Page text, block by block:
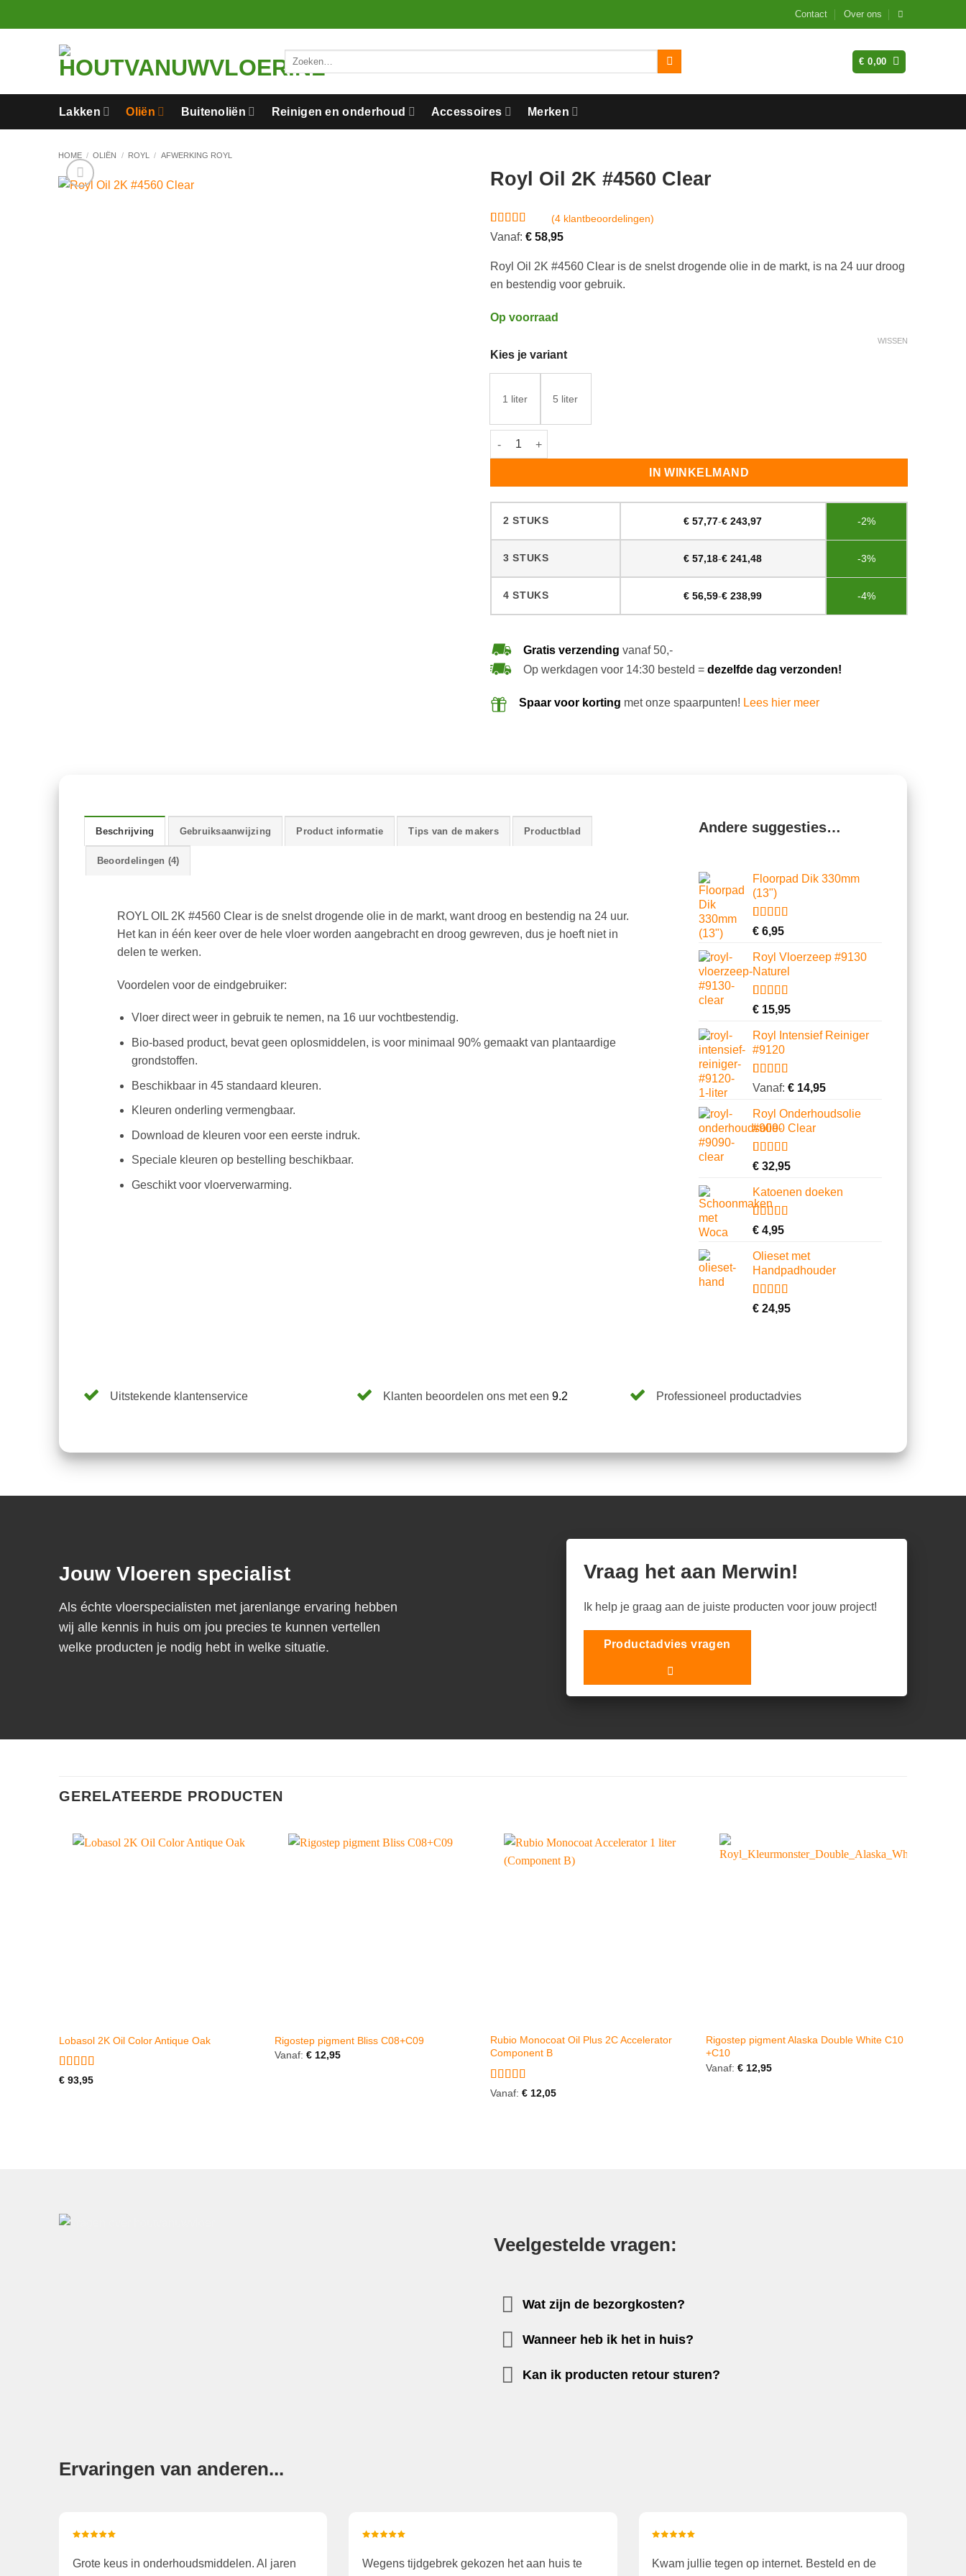
naar
Contact Over ons
Zoeken
naar:
€ 0,00
Lakken Oliën Buitenoliën Reinigen en onderhoud Accessoires Merken
HOME / OLIËN / ROYL / AFWERKING ROYL
Royl Oil 2K #4560 Clear
Gewaardeerd
op
4
klantbeoordelingen
(4klantbeoordelingen)
Vanaf: €58,95
Royl Oil 2K #4560 Clear is de snelst drogende olie in de markt, is na 24 uur droog
en bestendig voor gebruik.
Op voorraad
Kies je variant
1 liter 5 liter
WISSEN
Royl Oil 2K #4560 Clear aantal
IN WINKELMAND
2 STUKS € 57,77-€ 243,97 -2%
3 STUKS € 57,18-€ 241,48 -3%
4 STUKS € 56,59-€ 238,99 -4%
Gratis verzending vanaf 50,-
Op werkdagen voor 14:30 besteld = dezelfde dag verzonden!
Spaar voor korting met onze spaarpunten! Lees hier meer
Beschrijving Gebruiksaanwijzing Product informatie Tips van de makers Productblad
Beoordelingen (4)
ROYL OIL 2K #4560 Clear is de snelst drogende olie in de markt, want droog en bestendig na 24 uur.
Het kan in één keer over de hele vloer worden aangebracht en droog gewreven, dus je hoeft niet in
delen te werken.
Voordelen voor de eindgebruiker:
Vloer direct weer in gebruik te nemen, na 16 uur vochtbestendig.
Bio-based product, bevat geen oplosmiddelen, is voor minimaal 90% gemaakt van plantaardige
grondstoffen.
Beschikbaar in 45 standaard kleuren.
Kleuren onderling vermengbaar.
Download de kleuren voor een eerste indruk.
Speciale kleuren op bestelling beschikbaar.
Geschikt voor vloerverwarming.
Andere suggesties…
Floorpad Dik 330mm
(13")
Gewaardeerd
4.00
gebaseerd
op
1
klantbeoordeling
€6,95
Royl Vloerzeep #9130
Naturel
Gewaardeerd
op 5
gebaseerd
op
33
klantbeoordelingen
€15,95
Royl Intensief Reiniger
#9120
Gewaardeerd
gebaseerd
op
4
klantbeoordelingen
Vanaf: €14,95
Royl Onderhoudsolie
#9090 Clear
Gewaardeerd
op 5
gebaseerd
op
5
klantbeoordelingen
€32,95
Katoenen doeken
Gewaardeerd
4.62
gebaseerd
op
13
klantbeoordelingen
€4,95
Olieset met
Handpadhouder
Gewaardeerd
op 5
11
€24,95
Uitstekende klantenservice Klanten beoordelen ons met een9.2 Professioneel productadvies
Jouw Vloeren specialist
Als échte vloerspecialisten met jarenlange ervaring hebben
wij alle kennis in huis om jou precies te kunnen vertellen
welke producten je nodig hebt in welke situatie.
Vraag het aan Merwin!
Ik help je graag aan de juiste producten voor jouw project!
Productadvies vragen
GERELATEERDE PRODUCTEN
Lobasol 2K Oil Color Antique Oak
Gewaardeerd
€93,95
Rigostep pigment Bliss C08+C09
Vanaf: €12,95
Rubio Monocoat Oil Plus 2C Accelerator
Component B
Gewaardeerd
Vanaf: €12,05
Rigostep pigment Alaska Double White C10
+C10
Vanaf: €12,95
Veelgestelde vragen:
Wat zijn de bezorgkosten?
Wanneer heb ik het in huis?
Kan ik producten retour sturen?
Ervaringen van anderen...
Grote keus in onderhoudsmiddelen. Al jaren
Wegens tijdgebrek gekozen het aan huis te
Kwam jullie tegen op internet. Besteld en de